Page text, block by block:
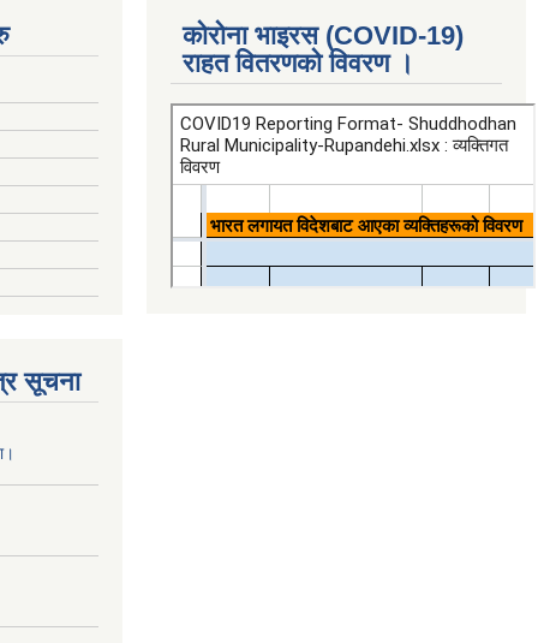
सूचना
कोरोना भाइरस (COVID-19)
राहत वितरणको विवरण ।